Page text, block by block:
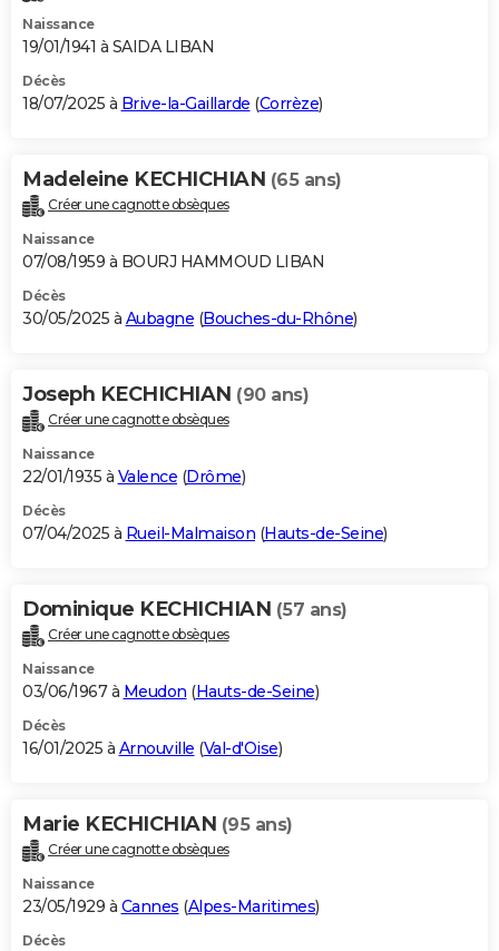
Naissance
19/01/1941 à SAIDA LIBAN
Décès
18/07/2025 à Brive-la-Gaillarde (Corrèze)
Madeleine KECHICHIAN (65 ans)
Créer une cagnotte obsèques
Naissance
07/08/1959 à BOURJ HAMMOUD LIBAN
Décès
30/05/2025 à Aubagne (Bouches-du-Rhône)
Joseph KECHICHIAN (90 ans)
Créer une cagnotte obsèques
Naissance
22/01/1935 à Valence (Drôme)
Décès
07/04/2025 à Rueil-Malmaison (Hauts-de-Seine)
Dominique KECHICHIAN (57 ans)
Créer une cagnotte obsèques
Naissance
03/06/1967 à Meudon (Hauts-de-Seine)
Décès
16/01/2025 à Arnouville (Val-d'Oise)
Marie KECHICHIAN (95 ans)
Créer une cagnotte obsèques
Naissance
23/05/1929 à Cannes (Alpes-Maritimes)
Décès